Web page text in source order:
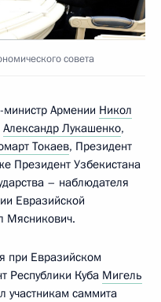
совета
министр Армении Никол
Александр Лукашенко,
Токаев, Президент
Президент Узбекистана
– наблюдателя
Евразийской
Мясникович.
при Евразийском
Республики Куба Мигель
участникам саммита